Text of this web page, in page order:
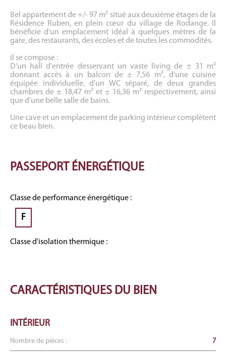
Bel appartement de +/- 97 m² situé aux deuxième étages de la
Résidence Ruben, en plein cœur du village de Rodange. Il
bénéficie d'un emplacement idéal à quelques mètres de la
gare, des restaurants, des écoles et de toutes les commodités.
il se compose :
D'un hall d'entrée desservant un vaste living de ± 31 m²
donnant accès à un balcon de ± 7,56 m², d'une cuisine
équipée individuelle, d'un WC séparé, de deux grandes
chambres de ± 18,47 m² et ± 16,36 m² respectivement, ainsi
que d'une belle salle de bains.
Une cave et un emplacement de parking intérieur complètent
ce beau bien.
PASSEPORT ÉNERGÉTIQUE
Classe de performance énergétique :
F
Classe d'isolation thermique :
CARACTÉRISTIQUES DU BIEN
INTÉRIEUR
Nombre de pièces : 7